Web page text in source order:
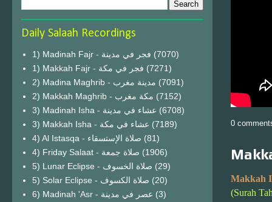
0
Makkah
(Surah
Daily Salaah Recordings
1) Madinah Fajr - فجر في مدينة (7070)
1) Makkah Fajr - فجر في مكة (7271)
2) Madina Maghrib - مدينة مغرب (7091)
2) Makkah Maghrib - مكة مغرب (7152)
3) Madinah Isha - عشاء في مدينة (6708)
3) Makkah Isha - عشاء في مكة (7189)
4) Al Istasqa - صلاة الإستسقاء (81)
4) Friday Salaat - صلاة جمعة (1906)
5) Lunar Eclipse - صلاة الخسوف (29)
(20)
6) Madinah 'Asr - عصر في مدينة (3)